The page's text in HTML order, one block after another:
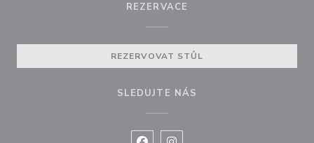
REZERVACE
REZERVOVAT STŮL
SLEDUJTE NÁS